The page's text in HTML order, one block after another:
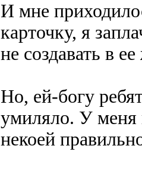
И мне
карточку, я
не создавать в
Но, ей-богу
умиляло. У меня
некоей